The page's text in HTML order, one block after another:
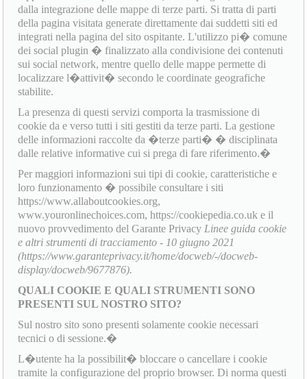
dalla integrazione delle mappe di terze parti. Si tratta di parti
della pagina visitata generate direttamente dai suddetti siti ed
integrati nella pagina del sito ospitante. L'utilizzo pi� comune
dei social plugin � finalizzato alla condivisione dei contenuti
sui social network, mentre quello delle mappe permette di
localizzare l�attivit� secondo le coordinate geografiche
stabilite.
La presenza di questi servizi comporta la trasmissione di
cookie da e verso tutti i siti gestiti da terze parti. La gestione
delle informazioni raccolte da �terze parti� � disciplinata
dalle relative informative cui si prega di fare riferimento.�
Per maggiori informazioni sui tipi di cookie, caratteristiche e
loro funzionamento � possibile consultare i siti
https://www.allaboutcookies.org,
www.youronlinechoices.com, https://cookiepedia.co.uk e il
nuovo provvedimento del Garante Privacy Linee guida cookie
e altri strumenti di tracciamento - 10 giugno 2021
(https://www.garanteprivacy.it/home/docweb/-/docweb-
display/docweb/9677876).
QUALI COOKIE E QUALI STRUMENTI SONO
PRESENTI SUL NOSTRO SITO?
Sul nostro sito sono presenti solamente cookie necessari
tecnici o di sessione.�
L�utente ha la possibilit� bloccare o cancellare i cookie
tramite la configurazione del proprio browser. Di norma questi